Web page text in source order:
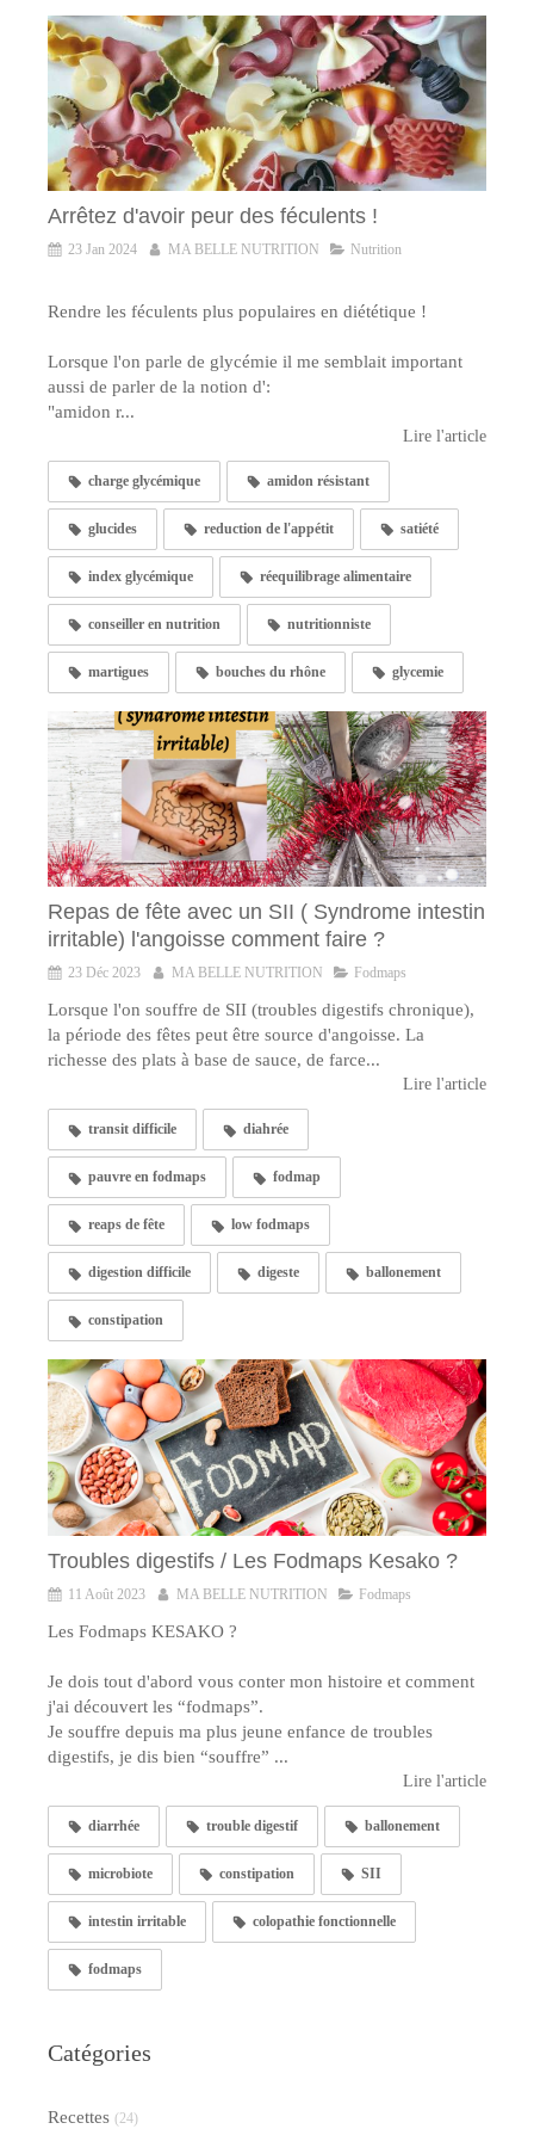
Arrêtez d'avoir peur des féculents !
23 Jan 2024 MA BELLE NUTRITION Nutrition
Rendre les féculents plus populaires en diététique !
Lorsque l'on parle de glycémie il me semblait important
aussi de parler de la notion d':
"amidon r...
Lire l'article
charge glycémique amidon résistant
glucides reduction de l'appétit satiété
index glycémique réequilibrage alimentaire
conseiller en nutrition nutritionniste
martigues bouches du rhône glycemie
Repas de fête avec un SII ( Syndrome intestin
irritable) l'angoisse comment faire ?
23 Déc 2023 MA BELLE NUTRITION Fodmaps
Lorsque l'on souffre de SII (troubles digestifs chronique),
la période des fêtes peut être source d'angoisse. La
richesse des plats à base de sauce, de farce...
Lire l'article
transit difficile diahrée
pauvre en fodmaps fodmap
reaps de fête low fodmaps
digestion difficile digeste ballonement
constipation
Troubles digestifs / Les Fodmaps Kesako ?
11 Août 2023 MA BELLE NUTRITION Fodmaps
Les Fodmaps KESAKO ?
Je dois tout d'abord vous conter mon histoire et comment
j'ai découvert les “fodmaps”.
Je souffre depuis ma plus jeune enfance de troubles
digestifs, je dis bien “souffre” ...
Lire l'article
diarrhée trouble digestif ballonement
microbiote constipation SII
intestin irritable colopathie fonctionnelle
fodmaps
Catégories
Recettes (24)